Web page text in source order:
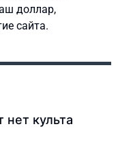
доллар,
сайта.
культа